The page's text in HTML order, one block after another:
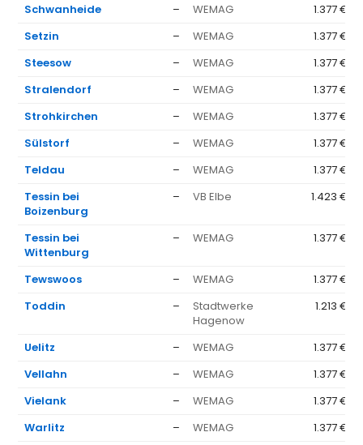
Schwanheide
– WEMAG
1.377 €
Setzin
– WEMAG
1.377 €
Steesow
– WEMAG
1.377 €
Stralendorf
– WEMAG
1.377 €
Strohkirchen
– WEMAG
1.377 €
Sülstorf
– WEMAG
1.377 €
Teldau
– WEMAG
1.377 €
Tessin bei
Boizenburg
– VB Elbe 1.423 €
Tessin bei
Wittenburg
– WEMAG 1.377 €
Tewswoos – WEMAG
1.377 €
Toddin
–
Stadtwerke
Hagenow
1.213 €
Uelitz – WEMAG
1.377 €
Vellahn
– WEMAG
1.377 €
Vielank
– WEMAG
1.377 €
Warlitz
– WEMAG
1.377 €